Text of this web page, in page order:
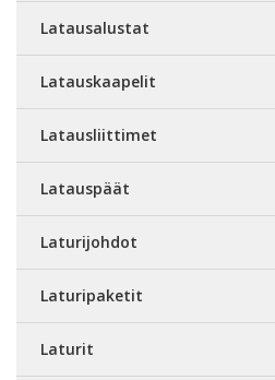
Latausalustat
Latauskaapelit
Latausliittimet
Latauspäät
Laturijohdot
Laturipaketit
Laturit